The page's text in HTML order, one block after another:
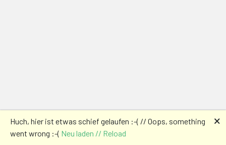
Huch, hier ist etwas schief gelaufen :-( // Oops, something
went wrong :-( Neu laden // Reload
🗙